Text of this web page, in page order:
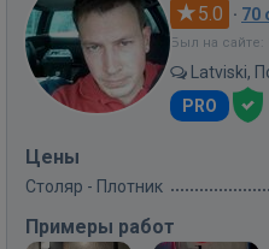
5.0 · 70
Был на сайте:
Latviski,
PRO
Цены
Столяр - Плотник
Примеры работ